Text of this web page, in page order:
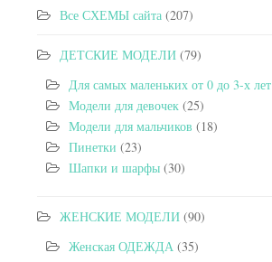
Все СХЕМЫ сайта (207)
ДЕТСКИЕ МОДЕЛИ (79)
Для самых маленьких от 0 до 3-х лет
Модели для девочек (25)
Модели для мальчиков (18)
Пинетки (23)
Шапки и шарфы (30)
ЖЕНСКИЕ МОДЕЛИ (90)
Женская ОДЕЖДА (35)